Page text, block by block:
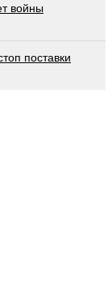
войны
поставки